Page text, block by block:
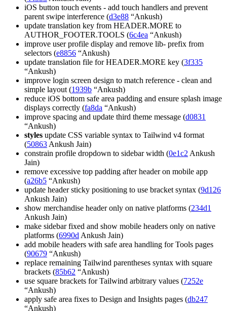
iOS button touch events - add touch handlers and prevent
parent swipe interference (d3e88 “Ankush)
update translation key from HEADER.MORE to
AUTHOR_FOOTER.TOOLS (6c4ea “Ankush)
improve user profile display and remove lib- prefix from
selectors (e8856 “Ankush)
update translation file for HEADER.MORE key (3f335
“Ankush)
improve login screen design to match reference - clean and
simple layout (1939b “Ankush)
reduce iOS bottom safe area padding and ensure splash image
displays correctly (fa8da “Ankush)
improve spacing and update third theme message (d0831
“Ankush)
styles update CSS variable syntax to Tailwind v4 format
(50863 Ankush Jain)
constrain profile dropdown to sidebar width (0e1c2 Ankush
Jain)
remove excessive top padding after header on mobile app
(a26b5 “Ankush)
update header sticky positioning to use bracket syntax (9d126
Ankush Jain)
show merchandise header only on native platforms (234d1
Ankush Jain)
make sidebar fixed and show mobile headers only on native
platforms (6990d Ankush Jain)
add mobile headers with safe area handling for Tools pages
(90679 “Ankush)
replace remaining Tailwind parentheses syntax with square
brackets (85b62 “Ankush)
use square brackets for Tailwind arbitrary values (7252e
“Ankush)
apply safe area fixes to Design and Insights pages (db247
“Ankush)